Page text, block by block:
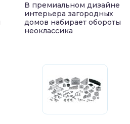
В премиальном дизайне
интерьера загородных
домов набирает обороты
неоклассика